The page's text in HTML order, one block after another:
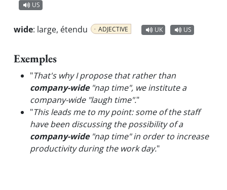
US
wide: large, étendu ADJECTIVE UK US
Exemples
"That's why I propose that rather than
company-wide"nap time", we institute a
company-wide "laugh time"."
"This leads me to my point: some of the staff
have been discussing the possibility of a
company-wide"nap time" in order to increase
productivity during the work day."